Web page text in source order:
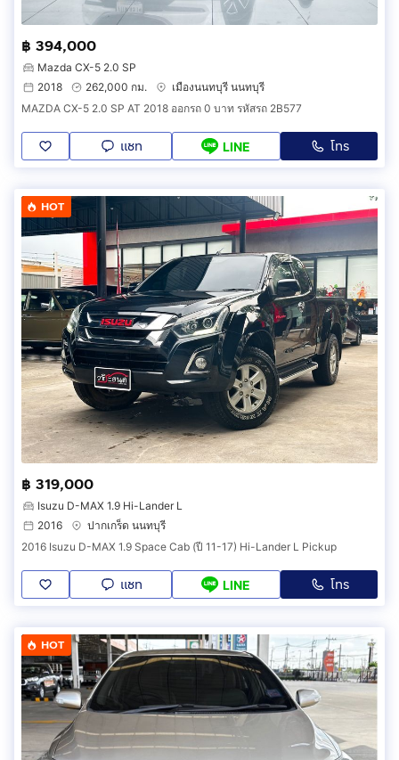
฿ 394,000
Mazda CX-5 2.0 SP
2018
262,000 กม.
เมืองนนทบุรี นนทบุรี
MAZDA CX-5 2.0 SP AT 2018 ออกรถ 0 บาท รหัสรถ 2B577
แชท LINE โทร
HOT
฿ 319,000
Isuzu D-MAX 1.9 Hi-Lander L
2016
ปากเกร็ด นนทบุรี
2016 Isuzu D-MAX 1.9 Space Cab (ปี 11-17) Hi-Lander L Pickup
แชท LINE โทร
HOT